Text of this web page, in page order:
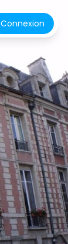
Connexion